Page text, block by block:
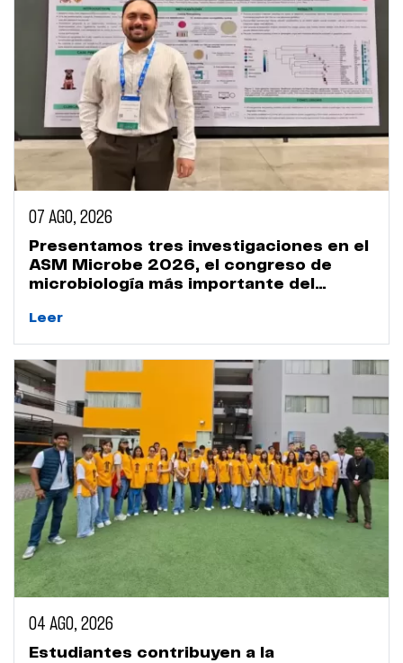
07 AGO, 2026
Presentamos tres investigaciones en el
ASM Microbe 2026, el congreso de
microbiología más importante del
Leer
04 AGO, 2026
Estudiantes contribuyen a la